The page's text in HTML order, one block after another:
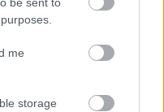
me
storage